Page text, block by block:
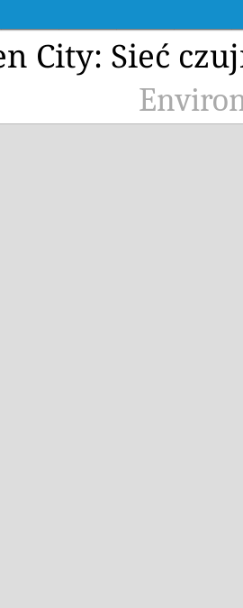
City: Sieć